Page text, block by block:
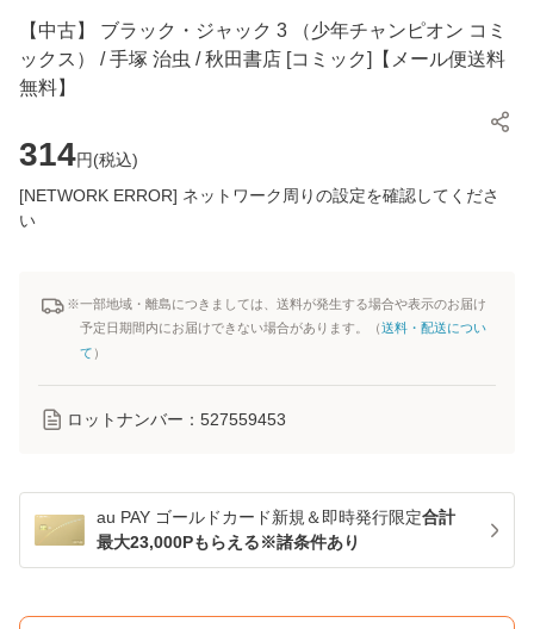
【中古】 ブラック・ジャック 3 （少年チャンピオン コミ
ックス） / 手塚 治虫 / 秋田書店 [コミック]【メール便送料
無料】
314円(税込)
[NETWORK ERROR] ネットワーク周りの設定を確認してくださ
い
※一部地域・離島につきましては、送料が発生する場合や表示のお届け
予定日期間内にお届けできない場合があります。（送料・配送につい
て ）
ロットナンバー： 527559453
au PAY ゴールドカード新規＆即時発行限定合計
最大23,000Pもらえる※諸条件あり